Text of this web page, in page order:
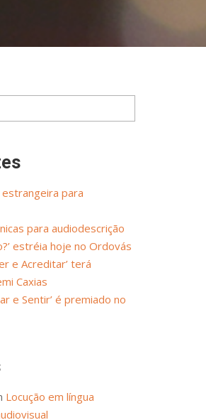
estrangeira para
para audiodescrição
estréia hoje no Ordovás
e Acreditar’ terá
Caxias
e Sentir’ é premiado no
Locução em língua